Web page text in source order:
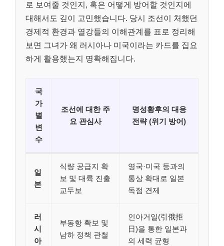
로 보여줄 것인지, 혹은 어떻게 방어할 것인지에
대해서도 깊이 고민했습니다. 당시 조선이 처했던
경제적 환경과 열강들의 이해관계를 표로 정리해
보면 그녀가 왜 러시아나 미국이라는 카드를 집요
하게 활용했는지 명확해집니다.
국
가
별
변
수
조선에 대한 주
요 관심사
명성황후의 대응
전략 (위기 방어)
일
본
식량 공급지 확
보 및 대륙 진출
교두보
영국·미국 등과의
통상 확대로 일본
독점 견제
러
시
아
부동항 확보 및
남하 정책 관철
인아거일(引俄拒
日)을 통한 일본과
의 세력 균형